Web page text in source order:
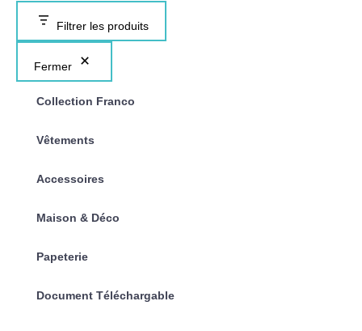
Filtrer les produits
Fermer
Collection Franco
Vêtements
Accessoires
Maison & Déco
Papeterie
Document Téléchargable